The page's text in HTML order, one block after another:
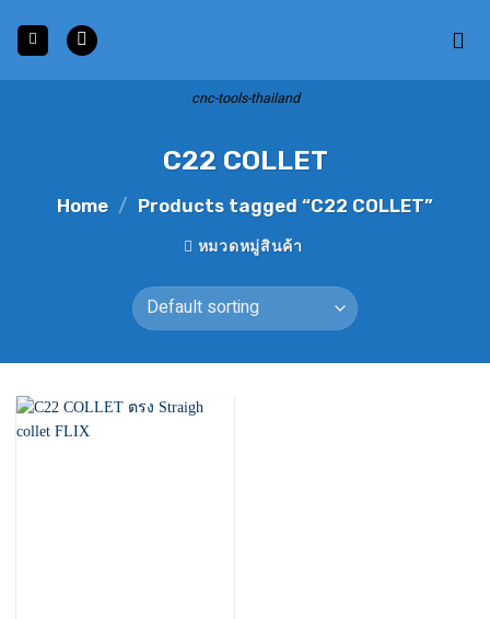
content
cnc-tools-thailand
C22 COLLET
Home / Products tagged “C22 COLLET”
หมวดหมู่สินค้า